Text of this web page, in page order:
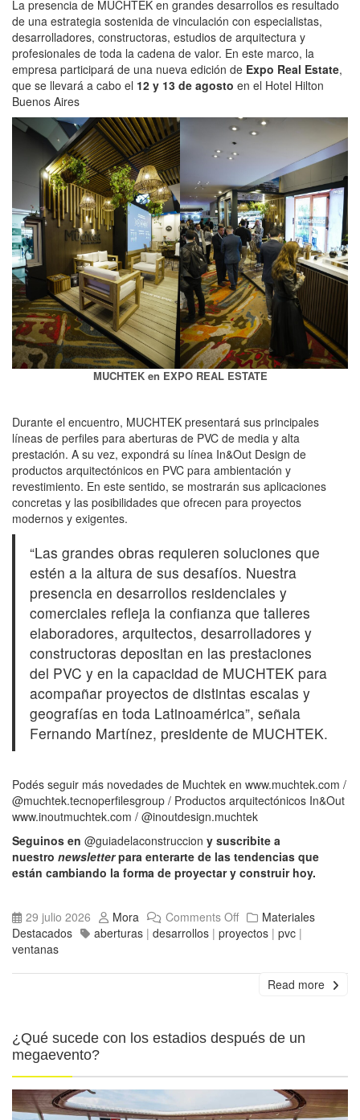
La presencia de MUCHTEK en grandes desarrollos es resultado
de una estrategia sostenida de vinculación con especialistas,
desarrolladores, constructoras, estudios de arquitectura y
profesionales de toda la cadena de valor. En este marco, la
empresa participará de una nueva edición de Expo Real Estate,
que se llevará a cabo el 12 y 13 de agosto en el Hotel Hilton
Buenos Aires
MUCHTEK en EXPO REAL ESTATE
Durante el encuentro, MUCHTEK presentará sus principales
líneas de perfiles para aberturas de PVC de media y alta
prestación. A su vez, expondrá su línea In&Out Design de
productos arquitectónicos en PVC para ambientación y
revestimiento. En este sentido, se mostrarán sus aplicaciones
concretas y las posibilidades que ofrecen para proyectos
modernos y exigentes.
“Las grandes obras requieren soluciones que
estén a la altura de sus desafíos. Nuestra
presencia en desarrollos residenciales y
comerciales refleja la confianza que talleres
elaboradores, arquitectos, desarrolladores y
constructoras depositan en las prestaciones
del PVC y en la capacidad de MUCHTEK para
acompañar proyectos de distintas escalas y
geografías en toda Latinoamérica”, señala
Fernando Martínez, presidente de MUCHTEK.
Podés seguir más novedades de Muchtek en www.muchtek.com /
@muchtek.tecnoperfilesgroup / Productos arquitectónicos In&Out
www.inoutmuchtek.com / @inoutdesign.muchtek
Seguinos en @guiadelaconstruccion y suscribite a
nuestro newsletterpara enterarte de las tendencias que
están cambiando la forma de proyectar y construir hoy.
29 julio 2026 Mora Comments Off
Materiales
Destacados
aberturas | desarrollos | proyectos | pvc |
ventanas
Read more
¿Qué sucede con los estadios después de un
megaevento?